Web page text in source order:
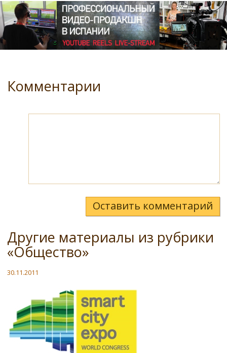
Комментарии
Оставить комментарий
Другие материалы из рубрики
«Общество»
30.11.2011